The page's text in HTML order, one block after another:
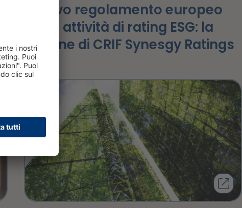
Nuovo regolamento europeo
sulle attività di rating ESG: la
visione di CRIF Synesgy Ratings